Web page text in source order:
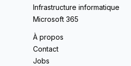
Infrastructure informatique
Microsoft 365
À propos
Contact
Jobs